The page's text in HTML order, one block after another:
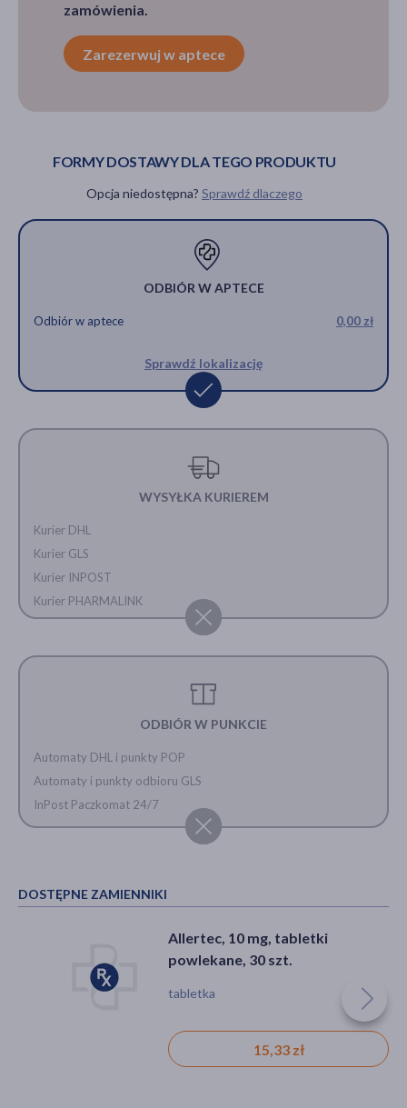
zamówienia.
Zarezerwuj w aptece
FORMY DOSTAWY DLA TEGO PRODUKTU
Opcja niedostępna? Sprawdź dlaczego
ODBIÓR W APTECE
Odbiór w aptece 0,00 zł
Sprawdź lokalizację
WYSYŁKA KURIEREM
Kurier DHL
Kurier GLS
Kurier INPOST
Kurier PHARMALINK
ODBIÓR W PUNKCIE
Automaty DHL i punkty POP
Automaty i punkty odbioru GLS
InPost Paczkomat 24/7
DOSTĘPNE ZAMIENNIKI
Allertec, 10 mg, tabletki
powlekane, 30 szt.
tabletka
15,33 zł